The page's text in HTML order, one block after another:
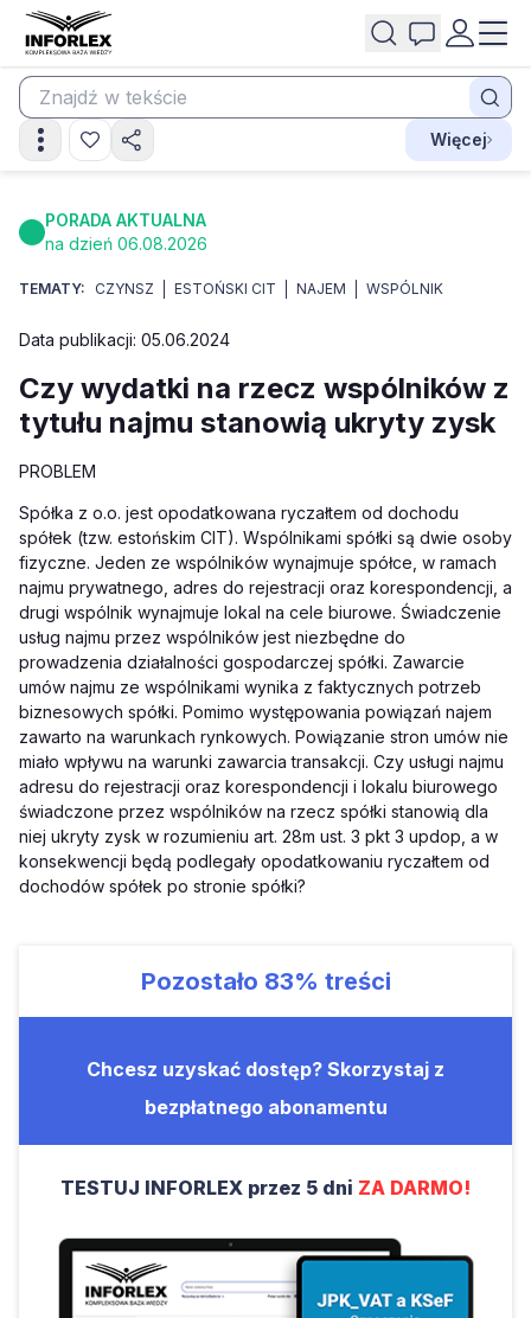
Więcej
PORADA AKTUALNA
na dzień 06.08.2026
TEMATY: CZYNSZ ESTOŃSKI CIT NAJEM WSPÓLNIK
Data publikacji: 05.06.2024
Czy wydatki na rzecz wspólników z
tytułu najmu stanowią ukryty zysk
PROBLEM
Spółka z o.o. jest opodatkowana ryczałtem od dochodu
spółek (tzw. estońskim CIT). Wspólnikami spółki są dwie osoby
fizyczne. Jeden ze wspólników wynajmuje spółce, w ramach
najmu prywatnego, adres do rejestracji oraz korespondencji, a
drugi wspólnik wynajmuje lokal na cele biurowe. Świadczenie
usług najmu przez wspólników jest niezbędne do
prowadzenia działalności gospodarczej spółki. Zawarcie
umów najmu ze wspólnikami wynika z faktycznych potrzeb
biznesowych spółki. Pomimo występowania powiązań najem
zawarto na warunkach rynkowych. Powiązanie stron umów nie
miało wpływu na warunki zawarcia transakcji. Czy usługi najmu
adresu do rejestracji oraz korespondencji i lokalu biurowego
świadczone przez wspólników na rzecz spółki stanowią dla
niej ukryty zysk w rozumieniu art. 28m ust. 3 pkt 3 updop, a w
konsekwencji będą podlegały opodatkowaniu ryczałtem od
dochodów spółek po stronie spółki?
Pozostało 83% treści
Chcesz uzyskać dostęp? Skorzystaj z
bezpłatnego abonamentu
TESTUJ INFORLEX przez 5 dni ZA DARMO!